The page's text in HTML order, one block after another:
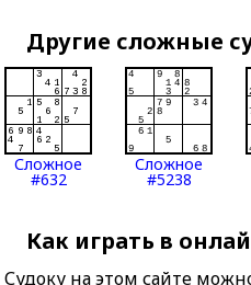
Другие сложные
Сложное
#632
Сложное
#5238
Как играть в
Судоку на этом сайте